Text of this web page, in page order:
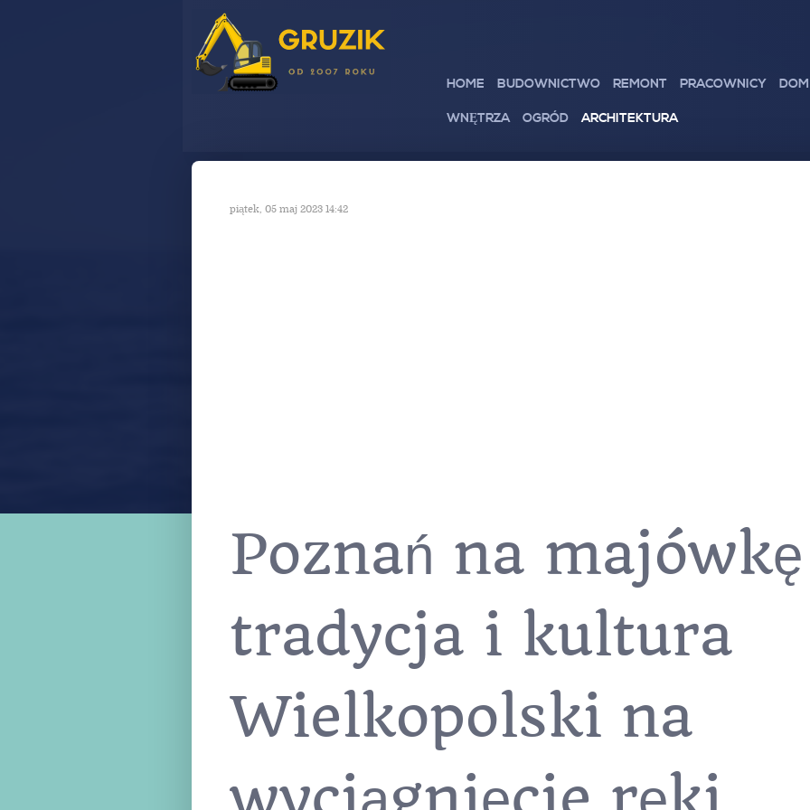
HOME BUDOWNICTWO REMONT PRACOWNICY DOM
WNĘTRZA OGRÓD ARCHITEKTURA
piątek, 05 maj 2023 14:42
Poznań na
tradycja i kultura
Wielkopolski na